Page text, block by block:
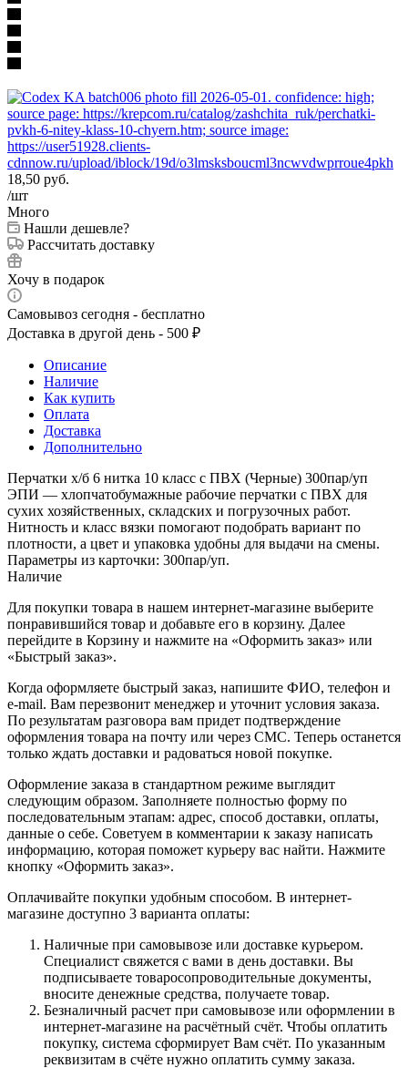
18,50 руб.
/шт
Много
Нашли дешевле?
Рассчитать доставку
Хочу в подарок
Самовывоз сегодня - бесплатно
Доставка в другой день - 500 ₽
Описание
Наличие
Как купить
Оплата
Доставка
Дополнительно
Перчатки х/б 6 нитка 10 класс с ПВХ (Черные) 300пар/уп
ЭПИ — хлопчатобумажные рабочие перчатки с ПВХ для
сухих хозяйственных, складских и погрузочных работ.
Нитность и класс вязки помогают подобрать вариант по
плотности, а цвет и упаковка удобны для выдачи на смены.
Параметры из карточки: 300пар/уп.
Наличие
Для покупки товара в нашем интернет-магазине выберите
понравившийся товар и добавьте его в корзину. Далее
перейдите в Корзину и нажмите на «Оформить заказ» или
«Быстрый заказ».
Когда оформляете быстрый заказ, напишите ФИО, телефон и
e-mail. Вам перезвонит менеджер и уточнит условия заказа.
По результатам разговора вам придет подтверждение
оформления товара на почту или через СМС. Теперь останется
только ждать доставки и радоваться новой покупке.
Оформление заказа в стандартном режиме выглядит
следующим образом. Заполняете полностью форму по
последовательным этапам: адрес, способ доставки, оплаты,
данные о себе. Советуем в комментарии к заказу написать
информацию, которая поможет курьеру вас найти. Нажмите
кнопку «Оформить заказ».
Оплачивайте покупки удобным способом. В интернет-
магазине доступно 3 варианта оплаты:
Наличные при самовывозе или доставке курьером.
Специалист свяжется с вами в день доставки. Вы
подписываете товаросопроводительные документы,
вносите денежные средства, получаете товар.
Безналичный расчет при самовывозе или оформлении в
интернет-магазине на расчётный счёт. Чтобы оплатить
покупку, система сформирует Вам счёт. По указанным
реквизитам в счёте нужно оплатить сумму заказа.